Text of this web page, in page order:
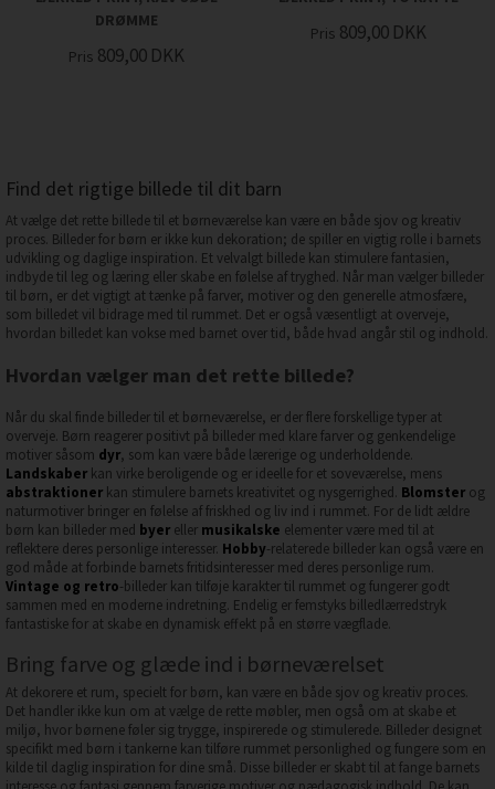
DRØMME
Pris 809,00 DKK
Pris 809,00 DKK
Find det rigtige billede til dit barn
At vælge det rette billede til et børneværelse kan være en både sjov og kreativ
proces. Billeder for børn er ikke kun dekoration; de spiller en vigtig rolle i barnets
udvikling og daglige inspiration. Et velvalgt billede kan stimulere fantasien,
indbyde til leg og læring eller skabe en følelse af tryghed. Når man vælger billeder
til børn, er det vigtigt at tænke på farver, motiver og den generelle atmosfære,
som billedet vil bidrage med til rummet. Det er også væsentligt at overveje,
hvordan billedet kan vokse med barnet over tid, både hvad angår stil og indhold.
Hvordan vælger man det rette billede?
Når du skal finde billeder til et børneværelse, er der flere forskellige typer at
overveje. Børn reagerer positivt på billeder med klare farver og genkendelige
motiver såsom dyr, som kan være både lærerige og underholdende.
Landskaber kan virke beroligende og er ideelle for et soveværelse, mens
abstraktioner kan stimulere barnets kreativitet og nysgerrighed. Blomster og
naturmotiver bringer en følelse af friskhed og liv ind i rummet. For de lidt ældre
børn kan billeder med byer eller musikalske elementer være med til at
reflektere deres personlige interesser. Hobby-relaterede billeder kan også være en
god måde at forbinde barnets fritidsinteresser med deres personlige rum.
Vintage og retro-billeder kan tilføje karakter til rummet og fungerer godt
sammen med en moderne indretning. Endelig er femstyks billedlærredstryk
fantastiske for at skabe en dynamisk effekt på en større vægflade.
Bring farve og glæde ind i børneværelset
At dekorere et rum, specielt for børn, kan være en både sjov og kreativ proces.
Det handler ikke kun om at vælge de rette møbler, men også om at skabe et
miljø, hvor børnene føler sig trygge, inspirerede og stimulerede. Billeder designet
specifikt med børn i tankerne kan tilføre rummet personlighed og fungere som en
kilde til daglig inspiration for dine små. Disse billeder er skabt til at fange barnets